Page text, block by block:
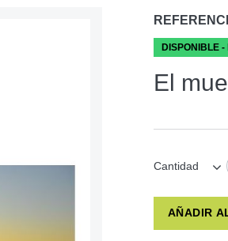
DISPONIBLE
El
Cantidad
AÑADIR